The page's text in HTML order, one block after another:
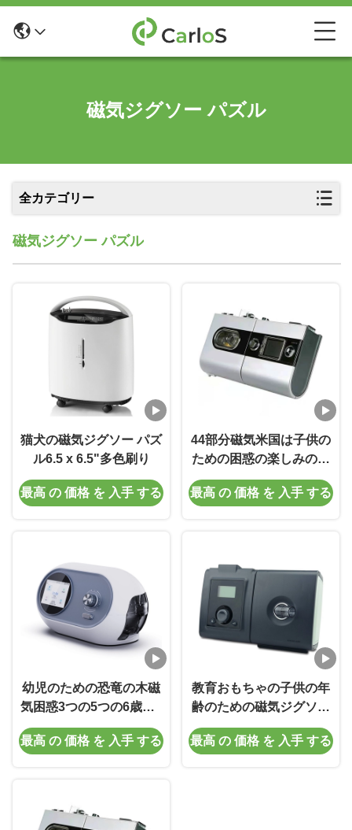
磁気ジグソー パズル
全カテゴリー
磁気ジグソー パズル
猫犬の磁気ジグソー パズ
ル6.5 x 6.5"多色刷り
最高 の 価格 を 入手 する
44部分磁気米国は子供の
ための困惑の楽しみの地
理学の老化させる4+を地
図を描く
最高 の 価格 を 入手 する
幼児のための恐竜の木磁
気困惑3つの5つの6歳児2
- 20の部分
最高 の 価格 を 入手 する
教育おもちゃの子供の年
齢のための磁気ジグソー
パズルの本の昆虫の主題
3年
最高 の 価格 を 入手 する